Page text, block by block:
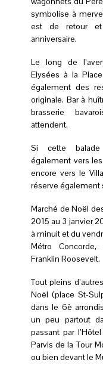
symbolise à
est de retour
anniversaire.
Le long de
Elysées à la
également des
originale. Bar à
brasserie
attendent.
Si cette balade
également vers
encore vers le
réserve également
Marché de Noël
2015 au 3 janvier
à minuit et du
Métro Concorde,
Franklin Roosevelt.
Tout pleins
Noël (place St-
dans le 6è
un peu partout
passant par
Parvis de la Tour
ou bien devant le